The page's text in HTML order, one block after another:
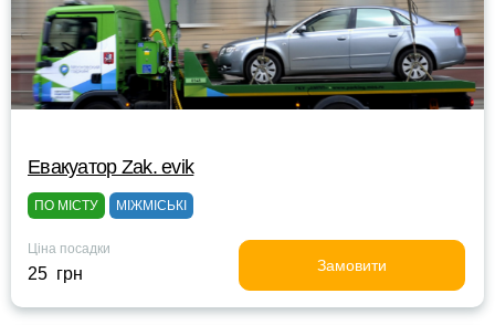
Евакуатор Zak. evik
ПО МІСТУ МІЖМІСЬКІ
Ціна посадки
25 грн Замовити